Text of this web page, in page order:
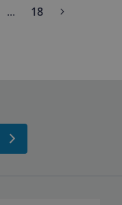
...More pages
18